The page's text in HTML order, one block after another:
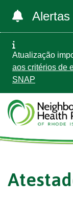
Alertas
Atualização
aos critérios de
SNAP